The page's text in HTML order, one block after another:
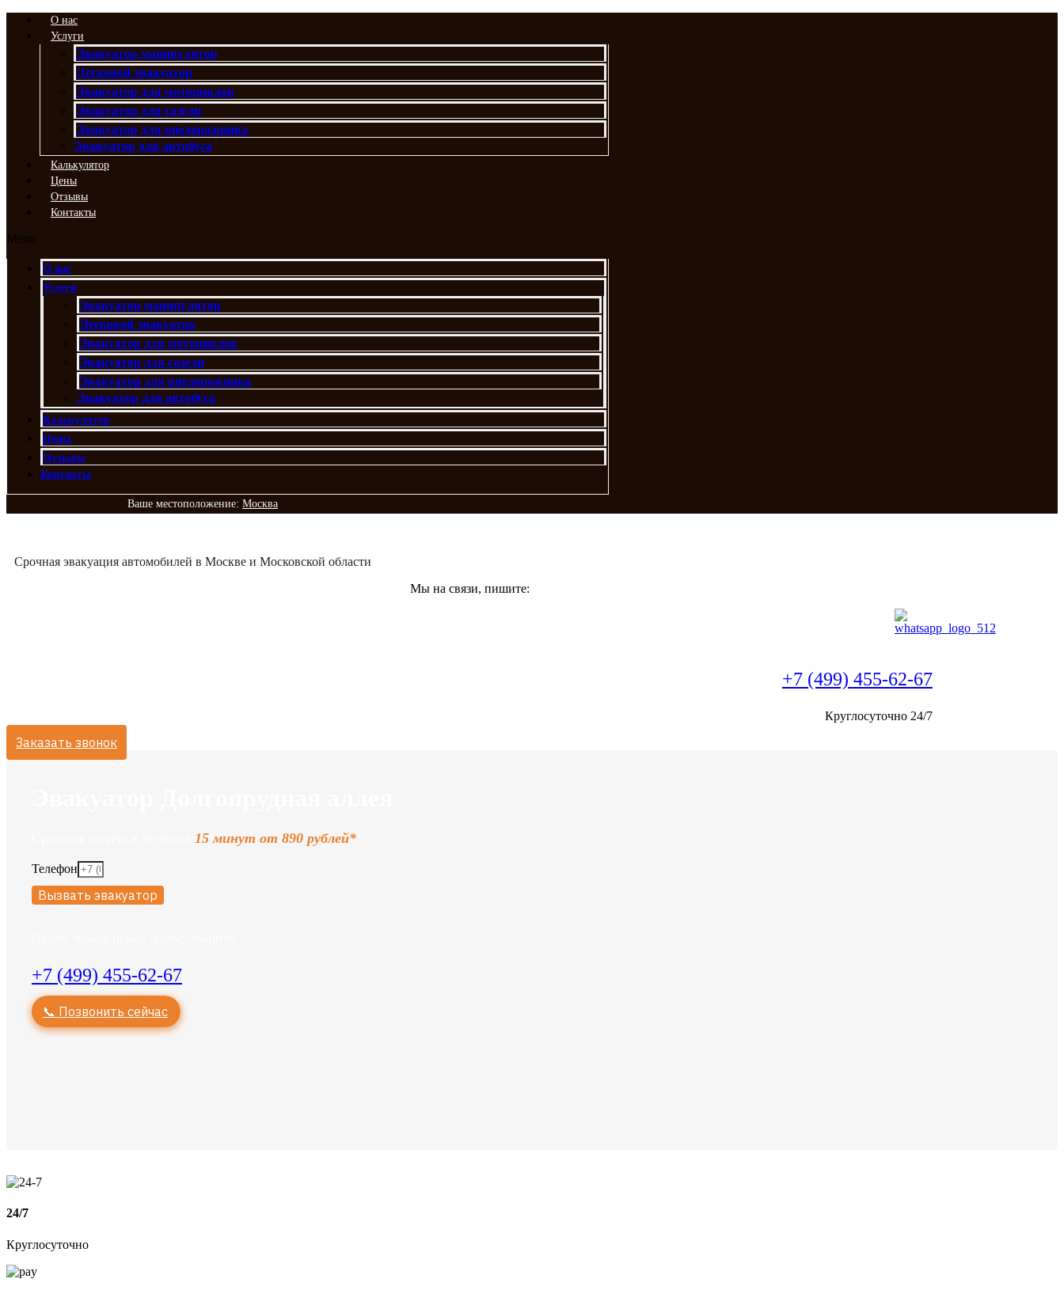
Перейти
содержимому
О нас
Услуги
Эвакуатор манипулятор
Легковой эвакуатор
Эвакуатор для мотоциклов
Эвакуатор для газели
Эвакуатор для внедорожника
Эвакуатор для автобуса
Калькулятор
Цены
Отзывы
Контакты
Menu
О нас
Услуги
Эвакуатор манипулятор
Легковой эвакуатор
Эвакуатор для мотоциклов
Эвакуатор для газели
Эвакуатор для внедорожника
Эвакуатор для автобуса
Калькулятор
Цены
Отзывы
Контакты
Ваше местоположение: Москва
Срочная эвакуация автомобилей в Москве и Московской области
Мы на связи, пишите:
+7 (499) 455-62-67
Круглосуточно 24/7
Заказать звонок
15 минут от 890 рублей*
Телефон
Вызвать эвакуатор
+7 (499) 455-62-67
📞 Позвонить сейчас
24/7
Круглосуточно